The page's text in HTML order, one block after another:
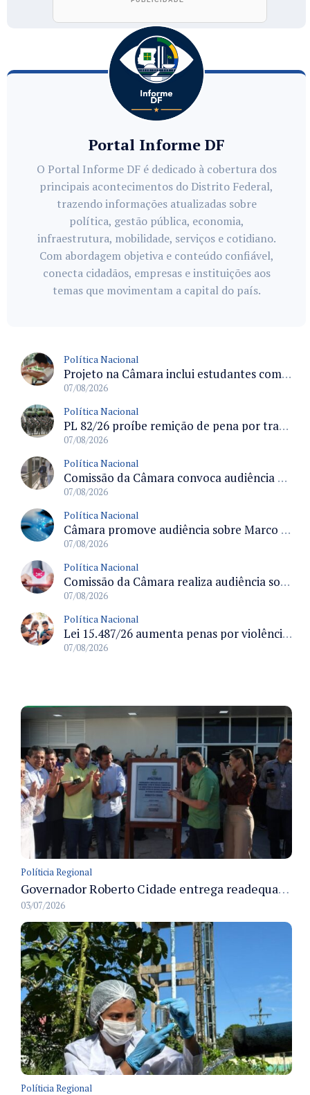
Portal Informe DF
O Portal Informe DF é dedicado à cobertura dos
principais acontecimentos do Distrito Federal,
trazendo informações atualizadas sobre
política, gestão pública, economia,
infraestrutura, mobilidade, serviços e cotidiano.
Com abordagem objetiva e conteúdo confiável,
conecta cidadãos, empresas e instituições aos
temas que movimentam a capital do país.
Política Nacional
Projeto na Câmara inclui estudantes com deficiência no regime escolar especial da LDB e estabelece critérios para frequência
07/08/2026
Política Nacional
PL 82/26 proíbe remição de pena por trabalho em funções militares para condenados por crimes contra o Estado Democrático de Direito
07/08/2026
Política Nacional
Comissão da Câmara convoca audiência para discutir misoginia nas escolas e universidades após divulgação de listas misóginas
07/08/2026
Política Nacional
Câmara promove audiência sobre Marco de Fomento à Economia Digital e impactos da inteligência artificial
07/08/2026
Política Nacional
Comissão da Câmara realiza audiência sobre apostas online para medir o tamanho do mercado ilegal
07/08/2026
Política Nacional
Lei 15.487/26 aumenta penas por violência sexual digital contra crianças e adolescentes e autoriza ronda virtual para investigação
07/08/2026
Políticia Regional
Governador Roberto Cidade entrega readequação do ambulatório da FCecon e amplia capacidade de atendimento oncológico em Manaus
03/07/2026
Políticia Regional